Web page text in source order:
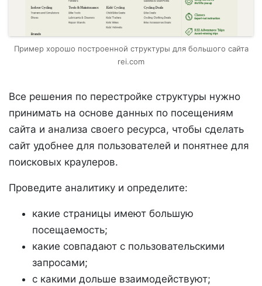
Пример хорошо построенной структуры для большого сайта
rei.com
Все решения по перестройке структуры нужно
принимать на основе данных по посещениям
сайта и анализа своего ресурса, чтобы сделать
сайт удобнее для пользователей и понятнее для
поисковых краулеров.
Проведите аналитику и определите:
какие страницы имеют большую
посещаемость;
какие совпадают с пользовательскими
запросами;
с какими дольше взаимодействуют;